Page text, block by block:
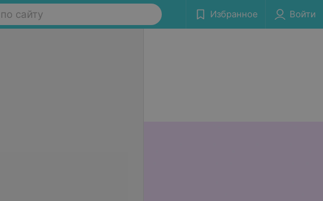
сайту Избранное Войти